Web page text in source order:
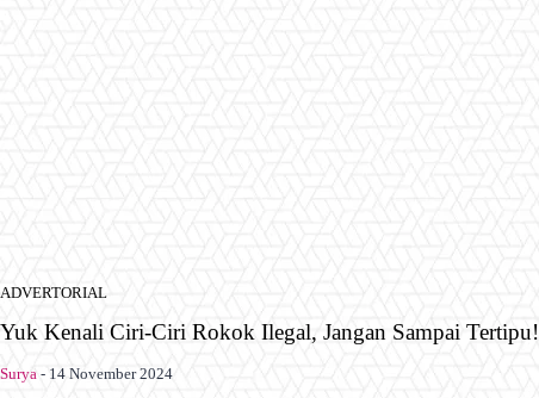
ADVERTORIAL
Yuk Kenali Ciri-Ciri Rokok Ilegal, Jangan Sampai Tertipu!
Surya - 14 November 2024